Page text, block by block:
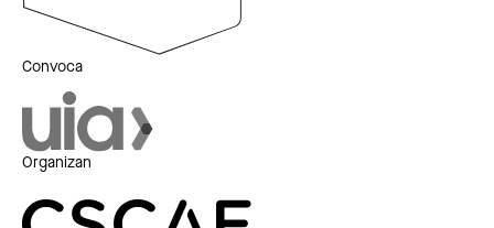
Convoca
Organizan